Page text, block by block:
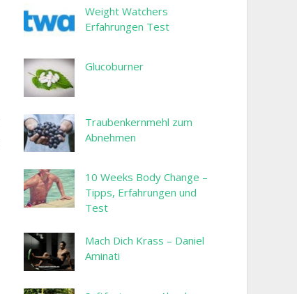
Weight Watchers
Erfahrungen Test
Glucoburner
Traubenkernmehl zum
Abnehmen
10 Weeks Body Change –
Tipps, Erfahrungen und
Test
Mach Dich Krass – Daniel
Aminati